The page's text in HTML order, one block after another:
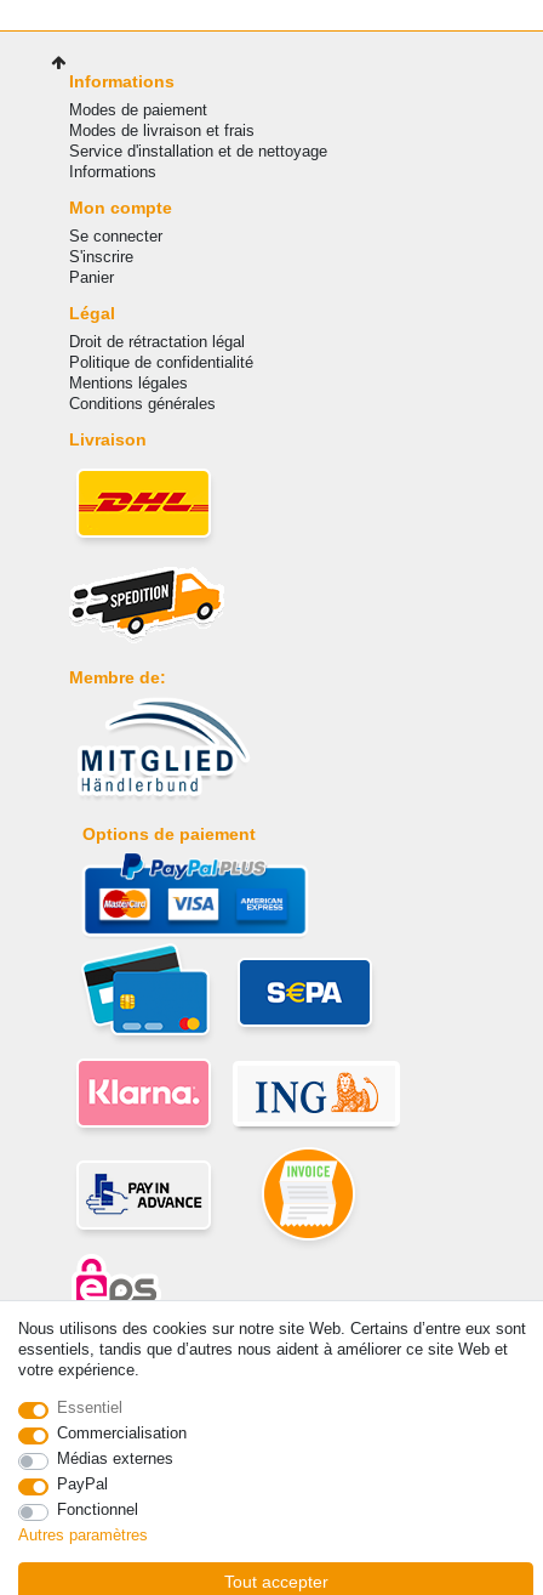
Informations
Modes de paiement
Modes de livraison et frais
Service d'installation et de nettoyage
Informations
Mon compte
Se connecter
S'inscrire
Panier
Légal
Droit de rétractation légal
Politique de confidentialité
Mentions légales
Conditions générales
Livraison
Membre de:
Options de paiement
© Copyright 2026 | Tous droits réservés. -Tous droits réservés – Les
prix indiqués par le Vendeur au moment de la commande sont libellés
en Euros TTC. Les conditions s’appliquent aux livraisons en France !
Nous utilisons des cookies sur notre site Web. Certains d’entre eux sont
essentiels, tandis que d’autres nous aident à améliorer ce site Web et
votre expérience.
Essentiel
Commercialisation
Médias externes
PayPal
Fonctionnel
Autres paramètres
Tout accepter
Rétracter le contrat ici